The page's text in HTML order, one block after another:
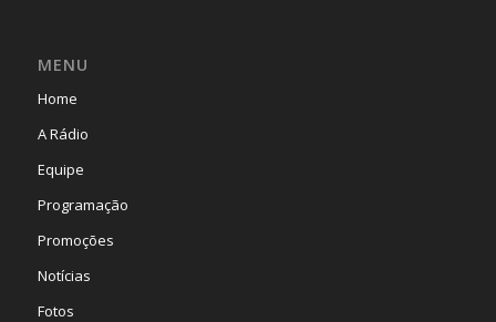
MENU
Home
A Rádio
Equipe
Programação
Promoções
Notícias
Fotos